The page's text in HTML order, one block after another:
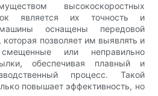
высокоскоростных
является их точность и
оснащены передовой
которая позволяет им выявлять и
или неправильно
обеспечивая плавный и
процесс. Такой
повышает эффективность, но